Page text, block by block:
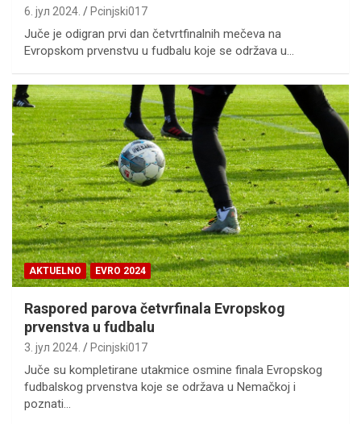
6. јул 2024. Pcinjski017
Juče je odigran prvi dan četvrtfinalnih mečeva na
Evropskom prvenstvu u fudbalu koje se održava u…
AKTUELNO EVRO 2024
Raspored parova četvrfinala Evropskog
prvenstva u fudbalu
3. јул 2024. Pcinjski017
Juče su kompletirane utakmice osmine finala Evropskog
fudbalskog prvenstva koje se održava u Nemačkoj i
poznati…